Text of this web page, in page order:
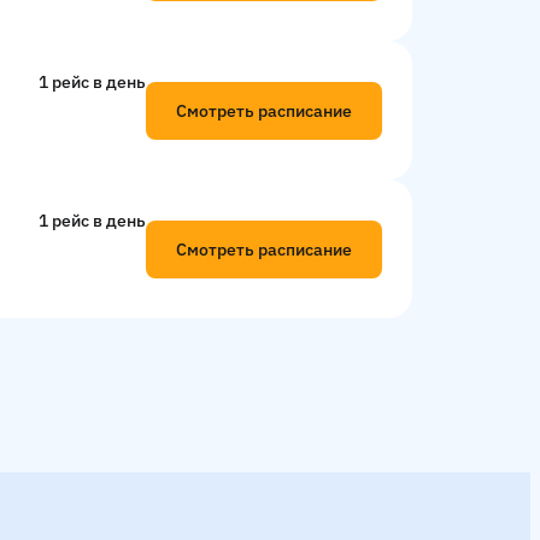
1 рейс в день
Смотреть расписание
1 рейс в день
Смотреть расписание